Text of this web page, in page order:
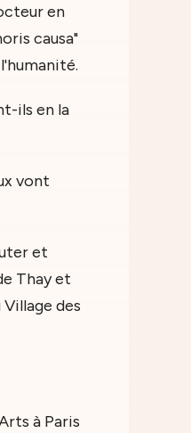
en
causa"
ils en la
vont
et
Thay et
des
à Paris